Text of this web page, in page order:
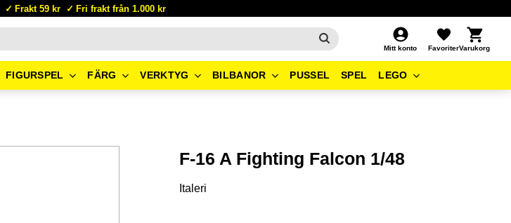
Frakt 59 kr Fri frakt från 1.000 kr
Mitt konto
Favoriter
Kundvagn
FIGURSPEL FÄRG VERKTYG BILBANOR PUSSEL SPEL LEGO
F-16 A Fighting Falcon 1/48
Italeri